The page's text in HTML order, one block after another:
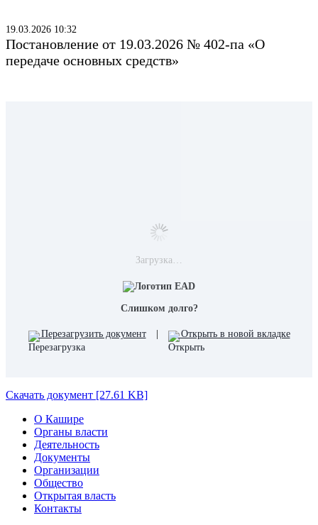
19.03.2026 10:32
Постановление от 19.03.2026 № 402-па «О
передаче основных средств»
Загрузка…
Слишком долго?
Перезагрузить документ Открыть в новой вкладке
Скачать документ [27.61 KB]
О Кашире
Органы власти
Деятельность
Документы
Организации
Общество
Открытая власть
Контакты